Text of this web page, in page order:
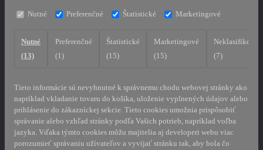
Nutné Preferenčné Štatistické Marketingové
Nutné
(13)
Preferenčné
(1)
Štatistické
(15)
Marketingové
(15)
(7)
Tieto informácie sú nevyhnutné k správnemu chodu webovej stránky ako
napríklad vkladanie tovaru do košíka, uloženie vyplnených údajov alebo
prihlásenie do zákazníckej sekcie. Tieto cookies umožnia prispôsobiť
správanie alebo vzhľad stránky podľa Vašich potrieb, napríklad voľba
jazyka. Vďaka týmto cookies môžu majitelia aj developeri webu viac
porozumieť správaniu užívateľov a vyvijať stránku tak, aby bola čo